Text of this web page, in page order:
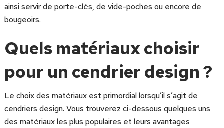
ainsi servir de porte-clés, de vide-poches ou encore de
bougeoirs.
Quels matériaux choisir
pour un cendrier design ?
Le choix des matériaux est primordial lorsqu’il s’agit de
cendriers design. Vous trouverez ci-dessous quelques uns
des matériaux les plus populaires et leurs avantages